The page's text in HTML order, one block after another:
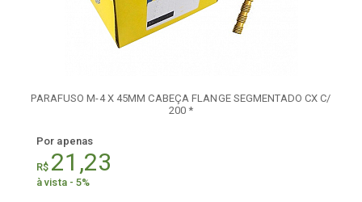
PARAFUSO M-4 X 45MM CABEÇA FLANGE SEGMENTADO CX C/
200 *
Por apenas
R$ 21,23
à vista - 5%